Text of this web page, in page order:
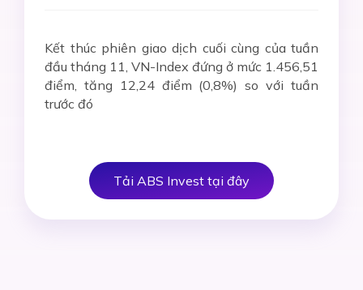
Kết thúc phiên giao dịch cuối cùng của tuần
đầu tháng 11, VN-Index đứng ở mức 1.456,51
điểm, tăng 12,24 điểm (0,8%) so với tuần
trước đó
Tải ABS Invest tại đây